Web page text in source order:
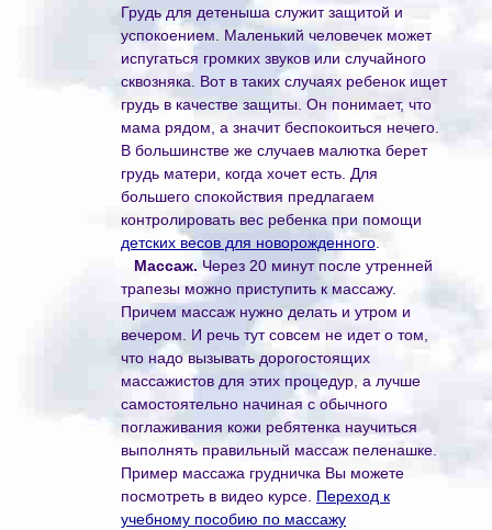
Грудь для детеныша служит защитой и
успокоением. Маленький человечек может
испугаться громких звуков или случайного
сквозняка. Вот в таких случаях ребенок ищет
грудь в качестве защиты. Он понимает, что
мама рядом, а значит беспокоиться нечего.
В большинстве же случаев малютка берет
грудь матери, когда хочет есть. Для
большего спокойствия предлагаем
контролировать вес ребенка при помощи
детских весов для новорожденного.
Массаж.Через 20 минут после утренней
трапезы можно приступить к массажу.
Причем массаж нужно делать и утром и
вечером. И речь тут совсем не идет о том,
что надо вызывать дорогостоящих
массажистов для этих процедур, а лучше
самостоятельно начиная с обычного
поглаживания кожи ребятенка научиться
выполнять правильный массаж пеленашке.
Пример массажа грудничка Вы можете
посмотреть в видео курсе. Переход к
учебному пособию по массажу